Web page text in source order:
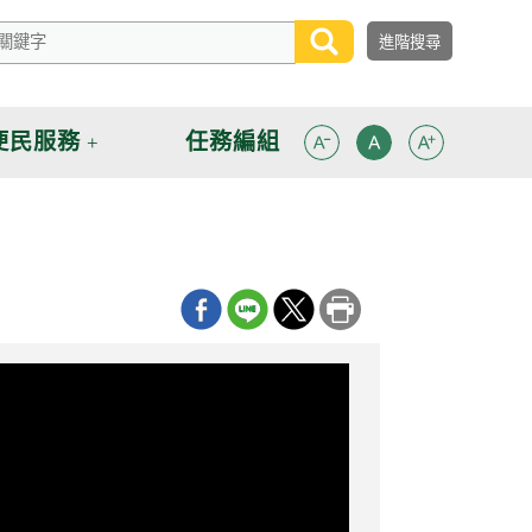
民服務 任務編組